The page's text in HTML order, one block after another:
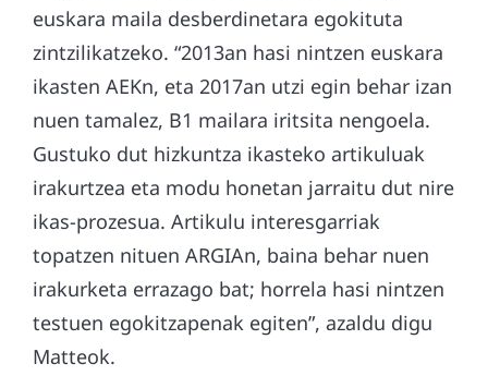
euskara maila desberdinetara egokituta
zintzilikatzeko. “2013an hasi nintzen euskara
ikasten AEKn, eta 2017an utzi egin behar izan
nuen tamalez, B1 mailara iritsita nengoela.
Gustuko dut hizkuntza ikasteko artikuluak
irakurtzea eta modu honetan jarraitu dut nire
ikas-prozesua. Artikulu interesgarriak
topatzen nituen ARGIAn, baina behar nuen
irakurketa errazago bat; horrela hasi nintzen
testuen egokitzapenak egiten”, azaldu digu
Matteok.